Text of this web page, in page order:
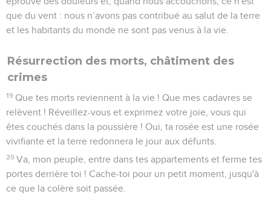
que du vent : nous n’avons pas contribué au salut de la terre
et les habitants du monde ne sont pas venus à la vie.
Résurrection des morts, châtiment des
crimes
19 Que tes morts reviennent à la vie ! Que mes cadavres se
relèvent ! Réveillez-vous et exprimez votre joie, vous qui
êtes couchés dans la poussière ! Oui, ta rosée est une rosée
vivifiante et la terre redonnera le jour aux défunts.
20 Va, mon peuple, entre dans tes appartements et ferme tes
portes derrière toi ! Cache-toi pour un petit moment, jusqu'à
ce que la colère soit passée.